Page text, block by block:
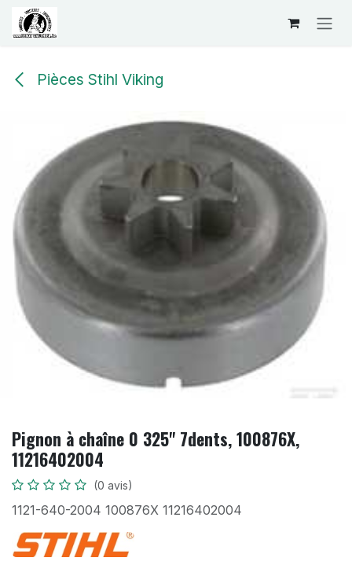
Se rendre au contenu
Pièces Stihl Viking
Pignon à chaîne 0 325" 7dents, 100876X,
11216402004
(0 avis)
1121-640-2004 100876X 11216402004